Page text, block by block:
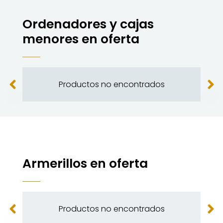
Ordenadores y cajas
menores en oferta
Productos no encontrados
Armerillos en oferta
Productos no encontrados